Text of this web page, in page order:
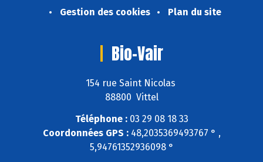
Gestion des cookies
Plan du site
Bio-Vair
154 rue Saint Nicolas
88800 Vittel
Téléphone :03 29 08 18 33
Coordonnées GPS :48,2035369493767 ° ,
5,94761352936098 °